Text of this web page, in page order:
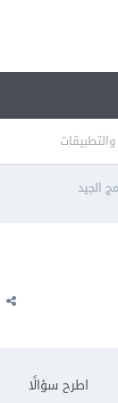
والتطبيقات
الجيد
اطرح سؤالًا